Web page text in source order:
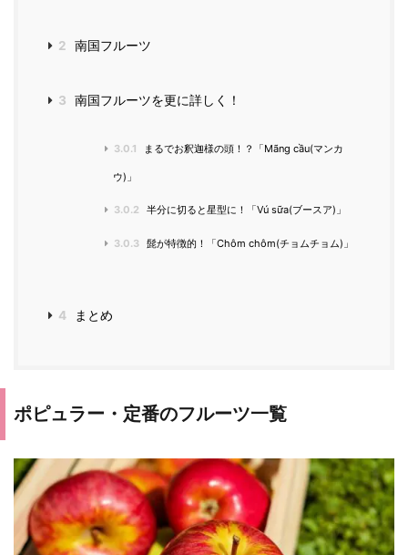
2 南国フルーツ
3 南国フルーツを更に詳しく！
3.0.1 まるでお釈迦様の頭！？「Mãng cầu(マンカ
ウ)」
3.0.2 半分に切ると星型に！「Vú sữa(ブースア)」
3.0.3 髭が特徴的！「Chôm chôm(チョムチョム)」
4 まとめ
ポピュラー・定番のフルーツ一覧